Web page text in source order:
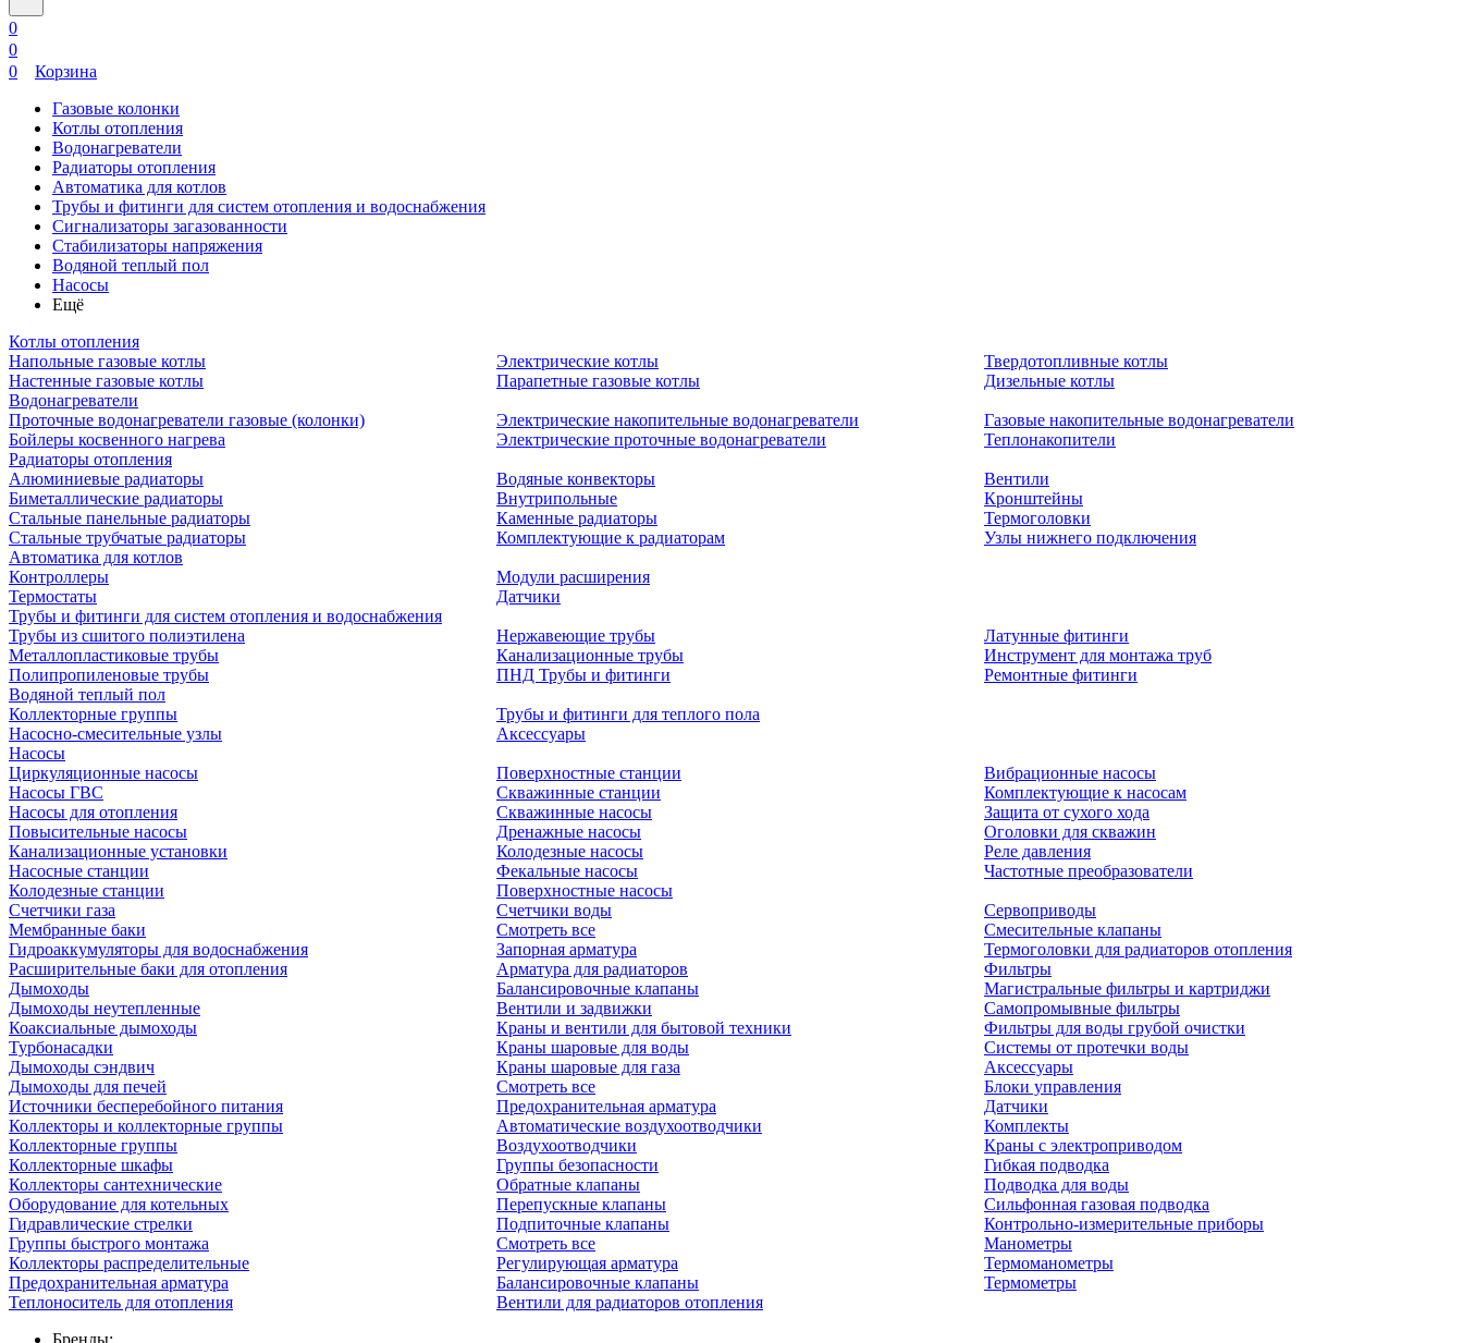
0
0
0
Корзина
Газовые колонки
Котлы отопления
Водонагреватели
Радиаторы отопления
Автоматика для котлов
Трубы и фитинги для систем отопления и водоснабжения
Сигнализаторы загазованности
Стабилизаторы напряжения
Водяной теплый пол
Насосы
Ещё
Котлы отопления
Напольные газовые котлы
Настенные газовые котлы
Электрические котлы
Парапетные газовые котлы
Твердотопливные котлы
Дизельные котлы
Водонагреватели
Проточные водонагреватели газовые (колонки)
Бойлеры косвенного нагрева
Электрические накопительные водонагреватели
Электрические проточные водонагреватели
Газовые накопительные водонагреватели
Теплонакопители
Радиаторы отопления
Алюминиевые радиаторы
Биметаллические радиаторы
Стальные панельные радиаторы
Стальные трубчатые радиаторы
Водяные конвекторы
Внутрипольные
Каменные радиаторы
Комплектующие к радиаторам
Вентили
Кронштейны
Термоголовки
Узлы нижнего подключения
Автоматика для котлов
Контроллеры
Термостаты
Модули расширения
Датчики
Трубы и фитинги для систем отопления и водоснабжения
Трубы из сшитого полиэтилена
Металлопластиковые трубы
Полипропиленовые трубы
Нержавеющие трубы
Канализационные трубы
ПНД Трубы и фитинги
Латунные фитинги
Инструмент для монтажа труб
Ремонтные фитинги
Водяной теплый пол
Коллекторные группы
Насосно-смесительные узлы
Трубы и фитинги для теплого пола
Аксессуары
Насосы
Циркуляционные насосы
Насосы ГВС
Насосы для отопления
Повысительные насосы
Канализационные установки
Насосные станции
Колодезные станции
Поверхностные станции
Скважинные станции
Скважинные насосы
Дренажные насосы
Колодезные насосы
Фекальные насосы
Поверхностные насосы
Вибрационные насосы
Комплектующие к насосам
Защита от сухого хода
Оголовки для скважин
Реле давления
Частотные преобразователи
Счетчики газа
Мембранные баки
Гидроаккумуляторы для водоснабжения
Расширительные баки для отопления
Дымоходы
Дымоходы неутепленные
Коаксиальные дымоходы
Турбонасадки
Дымоходы сэндвич
Дымоходы для печей
Источники бесперебойного питания
Коллекторы и коллекторные группы
Коллекторные группы
Коллекторные шкафы
Коллекторы сантехнические
Оборудование для котельных
Гидравлические стрелки
Группы быстрого монтажа
Коллекторы распределительные
Предохранительная арматура
Теплоноситель для отопления
Счетчики воды
Смотреть все
Запорная арматура
Арматура для радиаторов
Балансировочные клапаны
Вентили и задвижки
Краны и вентили для бытовой техники
Краны шаровые для воды
Краны шаровые для газа
Смотреть все
Предохранительная арматура
Автоматические воздухоотводчики
Воздухоотводчики
Группы безопасности
Обратные клапаны
Перепускные клапаны
Подпиточные клапаны
Смотреть все
Регулирующая арматура
Балансировочные клапаны
Вентили для радиаторов отопления
Сервоприводы
Смесительные клапаны
Термоголовки для радиаторов отопления
Фильтры
Магистральные фильтры и картриджи
Самопромывные фильтры
Фильтры для воды грубой очистки
Системы от протечки воды
Аксессуары
Блоки управления
Датчики
Комплекты
Краны с электроприводом
Гибкая подводка
Подводка для воды
Сильфонная газовая подводка
Контрольно-измерительные приборы
Манометры
Термоманометры
Термометры
Бренды: